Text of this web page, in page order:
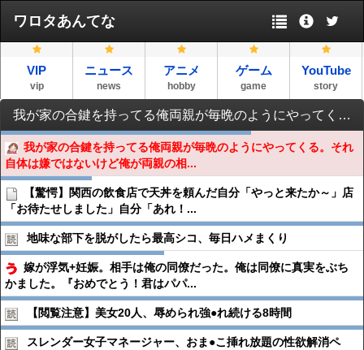
ワロタあんてな
VIP
vip
ニュース
news
アニメ
hobby
ゲーム
game
YouTube
story
我が家の合鍵を持ってる俺両親が毎晩のようにやってくる。それ自体は嫌ではないけど俺が両親の相手をせず好きな事をしてるのが嫌だという嫁に叱られたんだが…ヤバいかな？
我が家の合鍵を持ってる俺両親が毎晩のようにやってくる。それ
自体は嫌ではないけど俺が両親の相...
【驚愕】関西の飲食店で天丼を頼んだ自分「やっと来たか～」店
「お待たせしました」自分「あれ！...
地味な部下を脱がしたら最高シコ、毎日ハメまくり
嫁が浮気+妊娠。相手は俺の同僚だった。俺は同僚に真実をぶち
かました。『おめでとう！君はパパ...
【閲覧注意】美女20人、辱められ強●︎れ続ける8時間
スレンダー女子マネージャー、おま●︎こ挿れ放題の性欲解消ペ